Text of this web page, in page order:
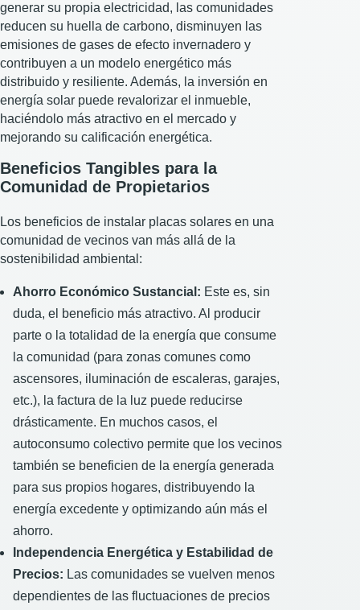
generar su propia electricidad, las comunidades
reducen su huella de carbono, disminuyen las
emisiones de gases de efecto invernadero y
contribuyen a un modelo energético más
distribuido y resiliente. Además, la inversión en
energía solar puede revalorizar el inmueble,
haciéndolo más atractivo en el mercado y
mejorando su calificación energética.
Beneficios Tangibles para la
Comunidad de Propietarios
Los beneficios de instalar placas solares en una
comunidad de vecinos van más allá de la
sostenibilidad ambiental:
Ahorro Económico Sustancial: Este es, sin
duda, el beneficio más atractivo. Al producir
parte o la totalidad de la energía que consume
la comunidad (para zonas comunes como
ascensores, iluminación de escaleras, garajes,
etc.), la factura de la luz puede reducirse
drásticamente. En muchos casos, el
autoconsumo colectivo permite que los vecinos
también se beneficien de la energía generada
para sus propios hogares, distribuyendo la
energía excedente y optimizando aún más el
ahorro.
Independencia Energética y Estabilidad de
Precios: Las comunidades se vuelven menos
dependientes de las fluctuaciones de precios